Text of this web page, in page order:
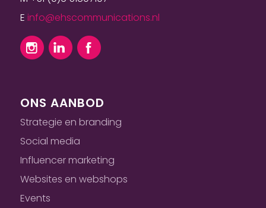
E info@ehscommunications.nl
ONS AANBOD
Strategie en branding
Social media
Influencer marketing
Websites en webshops
Events